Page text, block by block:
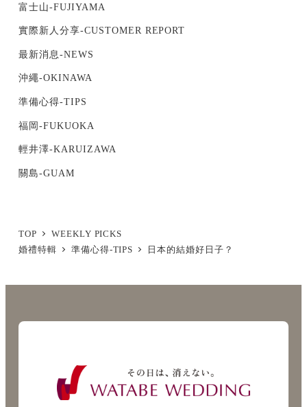
富士山-FUJIYAMA
實際新人分享-CUSTOMER REPORT
最新消息-NEWS
沖繩-OKINAWA
準備心得-TIPS
福岡-FUKUOKA
輕井澤-KARUIZAWA
關島-GUAM
TOP
WEEKLY PICKS
婚禮特輯
準備心得-TIPS 日本的結婚好日子？